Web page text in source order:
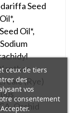
Seed
Oil*,
(Rye)
Orchid
ceux de tiers
des
vos
consentement